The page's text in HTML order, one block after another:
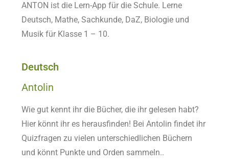
ANTON ist die Lern-App für die Schule. Lerne
Deutsch, Mathe, Sachkunde, DaZ, Biologie und
Musik für Klasse 1 – 10.
Deutsch
Antolin
Wie gut kennt ihr die Bücher, die ihr gelesen habt?
Hier könnt ihr es herausfinden! Bei Antolin findet ihr
Quizfragen zu vielen unterschiedlichen Büchern
und könnt Punkte und Orden sammeln..